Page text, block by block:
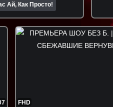
Ай, Как Просто!
FHD